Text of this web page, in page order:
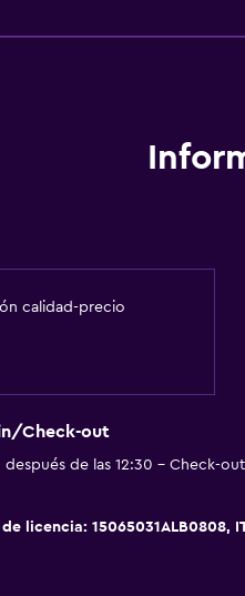
montaña
mosaico/mármol
calidad-precio
Check-out
después de las 12:30 - Check-
licencia: 15065031ALB0808,